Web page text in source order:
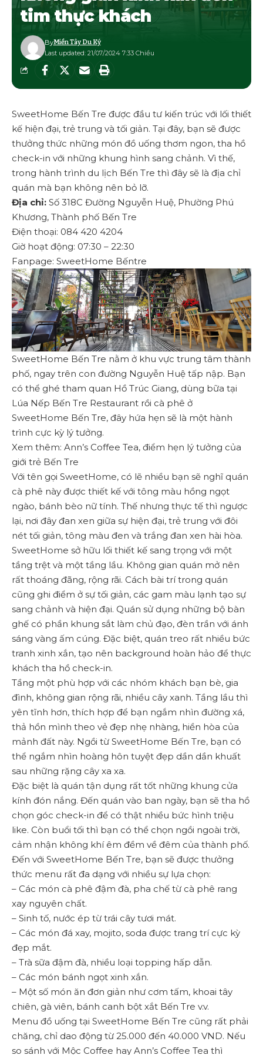
tim thực khách
Last updated: 21/07/2024 7:33 Chiều
ByMiền Tây Du Ký
SweetHome Bến Tre được đầu tư kiến trúc với lối thiết
kế hiện đại, trẻ trung và tối giản. Tại đây, bạn sẽ được
thưởng thức những món đồ uống thơm ngon, tha hồ
check-in với những khung hình sang chảnh. Vì thế,
trong hành trình du lịch Bến Tre thì đây sẽ là địa chỉ
quán mà bạn không nên bỏ lỡ.
Địa chỉ: Số 318C Đường Nguyễn Huệ, Phường Phú
Khương, Thành phố Bến Tre
Điện thoại: 084 420 4204
Giờ hoạt động: 07:30 – 22:30
Fanpage: SweetHome Bếntre
SweetHome Bến Tre nằm ở khu vực trung tâm thành
phố, ngay trên con đường Nguyễn Huệ tấp nập. Bạn
có thể ghé tham quan Hồ Trúc Giang, dùng bữa tại
Lúa Nếp Bến Tre Restaurant rồi cà phê ở
SweetHome Bến Tre, đây hứa hẹn sẽ là một hành
trình cực kỳ lý tưởng.
Xem thêm: Ann’s Coffee Tea, điểm hẹn lý tưởng của
giới trẻ Bến Tre
Với tên gọi SweetHome, có lẽ nhiều bạn sẽ nghĩ quán
cà phê này được thiết kế với tông màu hồng ngọt
ngào, bánh bèo nữ tính. Thế nhưng thực tế thì ngược
lại, nơi đây đan xen giữa sự hiện đại, trẻ trung với đôi
nét tối giản, tông màu đen và trắng đan xen hài hòa.
SweetHome sở hữu lối thiết kế sang trọng với một
tầng trệt và một tầng lầu. Không gian quán mở nên
rất thoáng đãng, rộng rãi. Cách bài trí trong quán
cũng ghi điểm ở sự tối giản, các gam màu lạnh tạo sự
sang chảnh và hiện đại. Quán sử dụng những bộ bàn
ghế có phần khung sắt làm chủ đạo, đèn trần với ánh
sáng vàng ấm cúng. Đặc biệt, quán treo rất nhiều bức
tranh xinh xắn, tạo nên background hoàn hảo để thực
khách tha hồ check-in.
Tầng một phù hợp với các nhóm khách bạn bè, gia
đình, không gian rộng rãi, nhiều cây xanh. Tầng lầu thì
yên tĩnh hơn, thích hợp để bạn ngắm nhìn đường xá,
thả hồn mình theo vẻ đẹp nhẹ nhàng, hiền hòa của
mảnh đất này. Ngồi từ SweetHome Bến Tre, bạn có
thể ngắm nhìn hoàng hôn tuyệt đẹp dần dần khuất
sau những rặng cây xa xa.
Đặc biệt là quán tận dụng rất tốt những khung cửa
kính đón nắng. Đến quán vào ban ngày, bạn sẽ tha hồ
chọn góc check-in để có thật nhiều bức hình triệu
like. Còn buổi tối thì bạn có thể chọn ngồi ngoài trời,
cảm nhận không khí êm đềm về đêm của thành phố.
Đến với SweetHome Bến Tre, bạn sẽ được thưởng
thức menu rất đa dạng với nhiều sự lựa chọn:
– Các món cà phê đậm đà, pha chế từ cà phê rang
xay nguyên chất.
– Sinh tố, nước ép từ trái cây tươi mát.
– Các món đá xay, mojito, soda được trang trí cực kỳ
đẹp mắt.
– Trà sữa đậm đà, nhiều loại topping hấp dẫn.
– Các món bánh ngọt xinh xắn.
– Một số món ăn đơn giản như cơm tấm, khoai tây
chiên, gà viên, bánh canh bột xắt Bến Tre v.v.
Menu đồ uống tại SweetHome Bến Tre cũng rất phải
chăng, chỉ dao động từ 25.000 đến 40.000 VND. Nếu
so sánh với Mộc Coffee hay Ann’s Coffee Tea thì